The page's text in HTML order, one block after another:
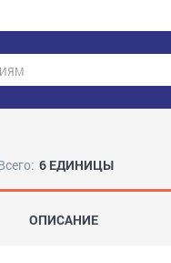
6 ЕДИНИЦЫ
ОПИСАНИЕ